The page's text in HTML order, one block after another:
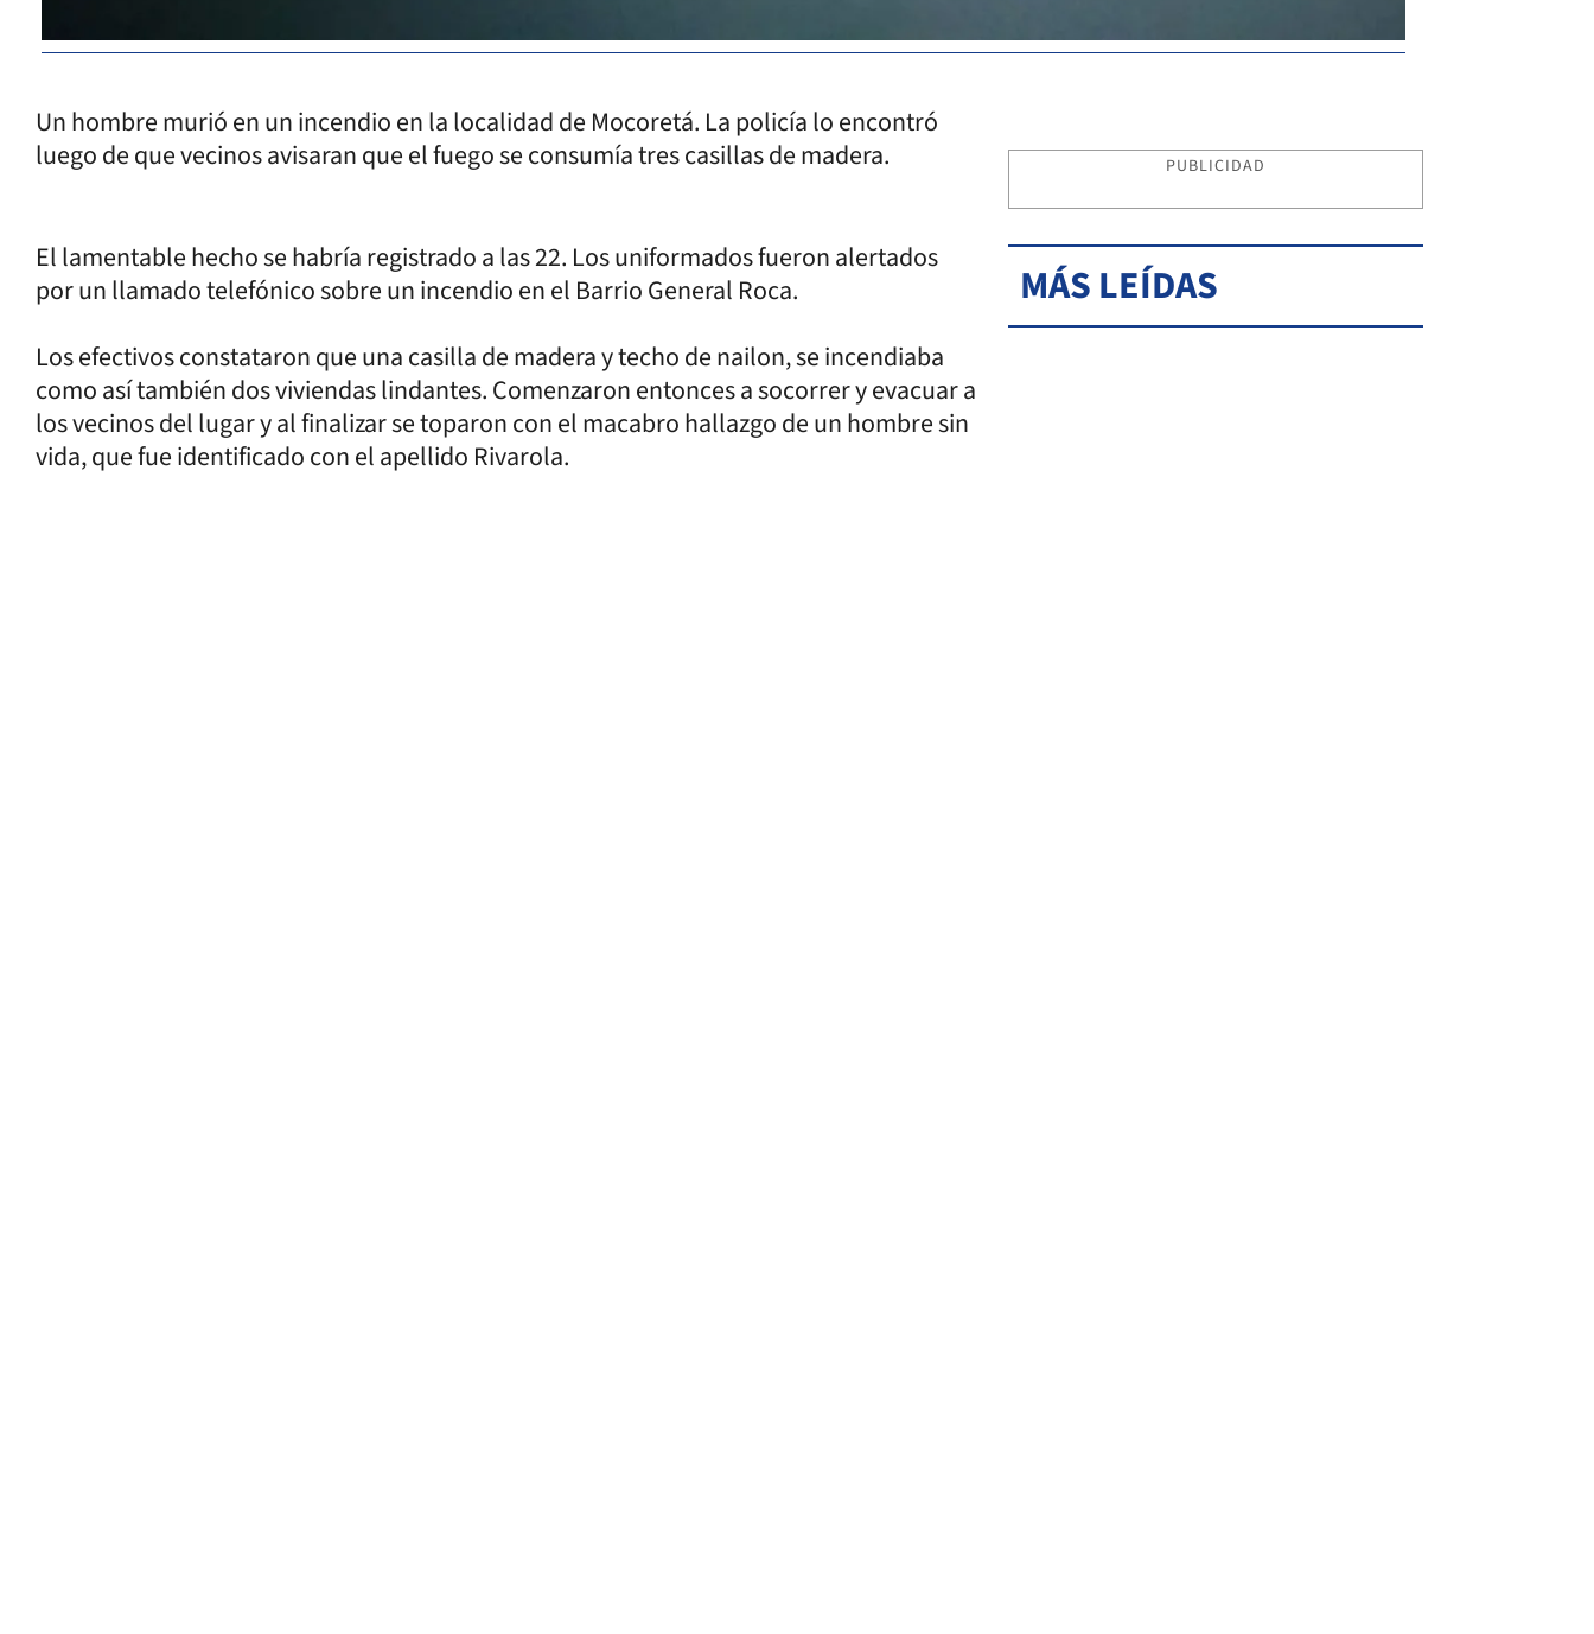
Un hombre murió en un incendio en la localidad de Mocoretá. La policía lo encontró
luego de que vecinos avisaran que el fuego se consumía tres casillas de madera.
El lamentable hecho se habría registrado a las 22. Los uniformados fueron alertados
por un llamado telefónico sobre un incendio en el Barrio General Roca.
Los efectivos constataron que una casilla de madera y techo de nailon, se incendiaba
como así también dos viviendas lindantes. Comenzaron entonces a socorrer y evacuar a
los vecinos del lugar y al finalizar se toparon con el macabro hallazgo de un hombre sin
vida, que fue identificado con el apellido Rivarola.
PUBLICIDAD
MÁS LEÍDAS